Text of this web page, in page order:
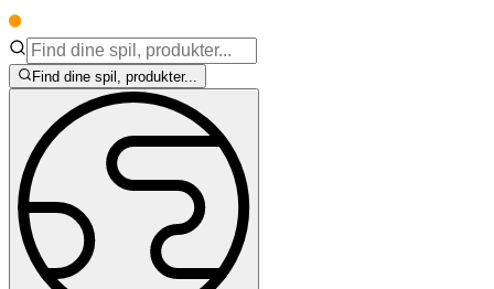
Find dine spil, produkter...